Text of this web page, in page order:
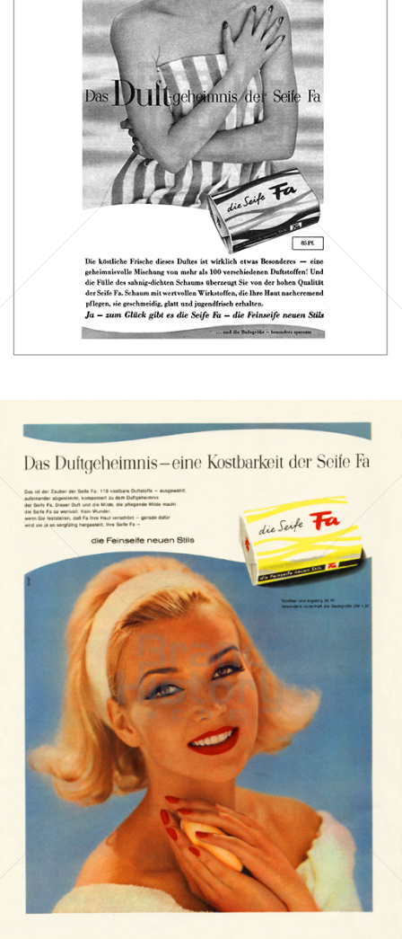
Die Seife Fa
Henkel Central Eastern Europe GmbH
1959
Die Seife Fa
Henkel Central Eastern Europe GmbH
1961